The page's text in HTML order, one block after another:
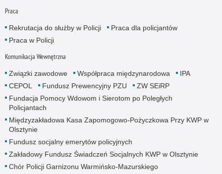
Praca
Rekrutacja do służby w Policji
Praca dla policjantów
Praca w Policji
Komunikacja Wewnętrzna
Związki zawodowe Współpraca międzynarodowa
IPA
CEPOL
Fundusz Prewencyjny PZU
ZW SEiRP
Fundacja Pomocy Wdowom i Sierotom po Poległych
Policjantach
Międzyzakładowa Kasa Zapomogowo-Pożyczkowa Przy KWP w
Olsztynie
Fundusz socjalny emerytów policyjnych
Zakładowy Fundusz Świadczeń Socjalnych KWP w Olsztynie
Chór Policji Garnizonu Warmińsko-Mazurskiego